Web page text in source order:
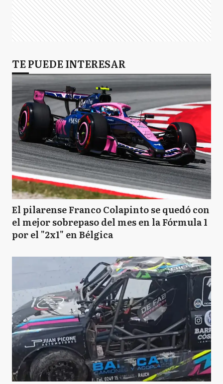
TE PUEDE INTERESAR
El pilarense Franco Colapinto se quedó con
el mejor sobrepaso del mes en la Fórmula 1
por el "2x1" en Bélgica